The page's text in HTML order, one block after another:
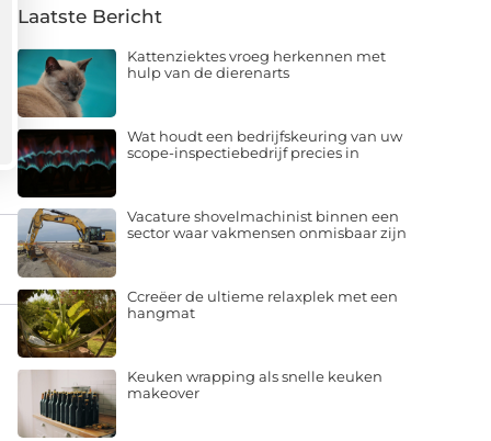
Laatste Bericht
Kattenziektes vroeg herkennen met
hulp van de dierenarts
Wat houdt een bedrijfskeuring van uw
scope-inspectiebedrijf precies in
Vacature shovelmachinist binnen een
sector waar vakmensen onmisbaar zijn
Ccreëer de ultieme relaxplek met een
hangmat
Keuken wrapping als snelle keuken
makeover